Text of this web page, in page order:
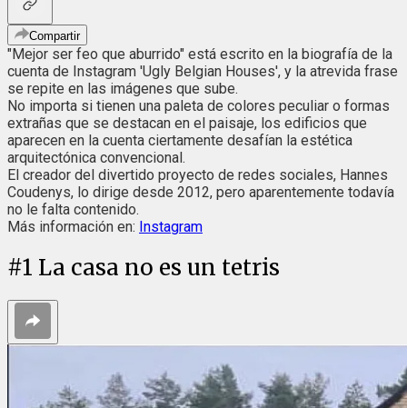
Compartir
"Mejor ser feo que aburrido" está escrito en la biografía de la
cuenta de Instagram 'Ugly Belgian Houses', y la atrevida frase
se repite en las imágenes que sube.
No importa si tienen una paleta de colores peculiar o formas
extrañas que se destacan en el paisaje, los edificios que
aparecen en la cuenta ciertamente desafían la estética
arquitectónica convencional.
El creador del divertido proyecto de redes sociales, Hannes
Coudenys, lo dirige desde 2012, pero aparentemente todavía
no le falta contenido.
Más información en: Instagram
#1 La casa no es un tetris